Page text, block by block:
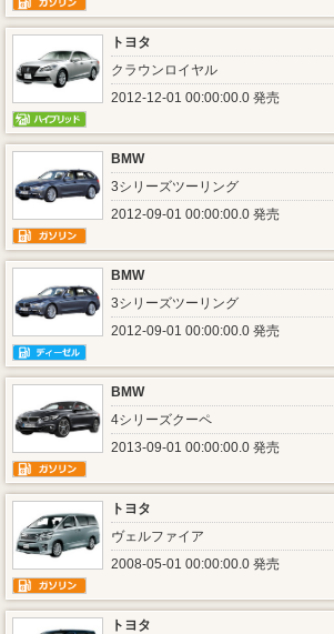
トヨタ
クラウンロイヤル
2012-12-01 00:00:00.0 発売
BMW
3シリーズツーリング
2012-09-01 00:00:00.0 発売
BMW
3シリーズツーリング
2012-09-01 00:00:00.0 発売
BMW
4シリーズクーペ
2013-09-01 00:00:00.0 発売
トヨタ
ヴェルファイア
2008-05-01 00:00:00.0 発売
トヨタ